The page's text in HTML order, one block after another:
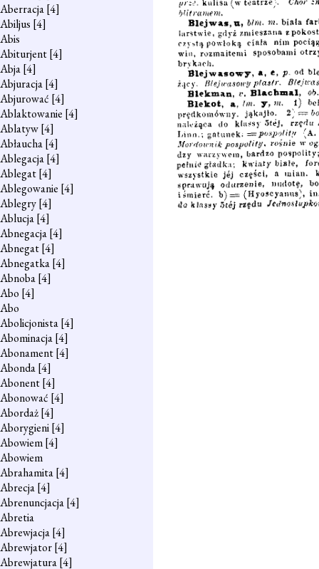
Aberracja[4]
Abiljus [4]
Abis
Abiturjent[4]
Abja[4]
Abjuracja[4]
Abjurować [4]
Ablaktowanie [4]
Ablatyw[4]
Abłaucha[4]
Ablegacja[4]
Ablegat[4]
Ablegowanie [4]
Ablegry[4]
Ablucja[4]
Abnegacja[4]
Abnegat[4]
Abnegatka[4]
Abnoba[4]
Abo [4]
Abo
Abolicjonista[4]
Abominacja[4]
Abonament[4]
Abonda[4]
Abonent[4]
Abonować [4]
Abordaż[4]
Aborygieni[4]
Abowiem[4]
Abowiem
Abrahamita[4]
Abrecja[4]
Abrenuncjacja[4]
Abretia
Abrewjacja[4]
Abrewjator[4]
Abrewjatura[4]